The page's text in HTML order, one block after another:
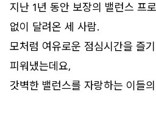
지난 1년 동안 보장의 밸런스 프
없이 달려온 세 사람.
모처럼 여유로운 점심시간을 즐
피워냈는데요,
갓벽한 밸런스를 자랑하는 이들